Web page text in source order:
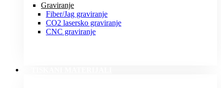
Graviranje
Fiber/Jag graviranje
CO2 lasersko graviranje
CNC graviranje